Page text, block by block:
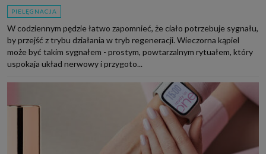
PIELĘGNACJA
W codziennym pędzie łatwo zapomnieć, że ciało potrzebuje sygnału,
by przejść z trybu działania w tryb regeneracji. Wieczorna kąpiel
może być takim sygnałem - prostym, powtarzalnym rytuałem, który
uspokaja układ nerwowy i przygoto...